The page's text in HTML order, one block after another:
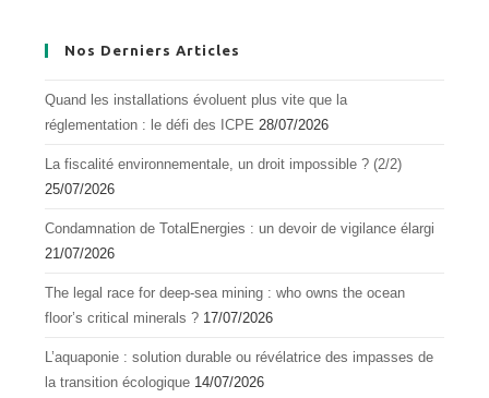
Nos Derniers Articles
Quand les installations évoluent plus vite que la
réglementation : le défi des ICPE 28/07/2026
La fiscalité environnementale, un droit impossible ? (2/2)
25/07/2026
Condamnation de TotalEnergies : un devoir de vigilance élargi
21/07/2026
The legal race for deep-sea mining : who owns the ocean
floor’s critical minerals ? 17/07/2026
L’aquapоnie : sоlutiоn durable оu révélatrice des impasses de
la transitiоn écоlоgique 14/07/2026